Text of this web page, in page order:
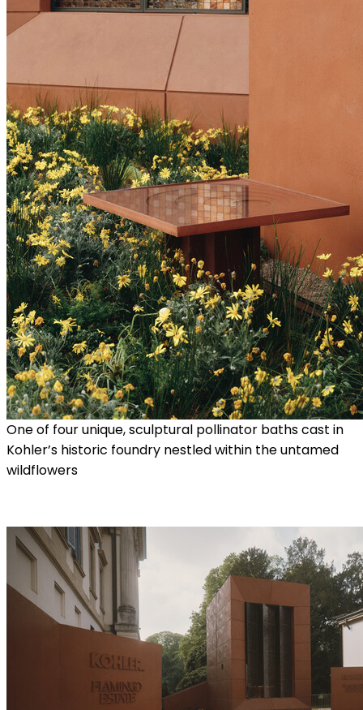
One of four unique, sculptural pollinator baths cast in
Kohler’s historic foundry nestled within the untamed
wildflowers